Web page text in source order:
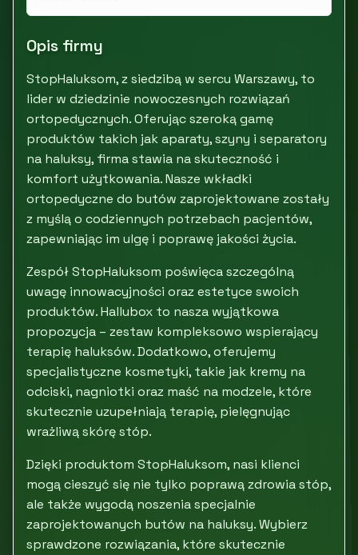
Opis firmy
StopHaluksom, z siedzibą w sercu Warszawy, to
lider w dziedzinie nowoczesnych rozwiązań
ortopedycznych. Oferując szeroką gamę
produktów takich jak aparaty, szyny i separatory
na haluksy, firma stawia na skuteczność i
komfort użytkowania. Nasze wkładki
ortopedyczne do butów zaprojektowane zostały
z myślą o codziennych potrzebach pacjentów,
zapewniając im ulgę i poprawę jakości życia.
Zespół StopHaluksom poświęca szczególną
uwagę innowacyjności oraz estetyce swoich
produktów. Hallubox to nasza wyjątkowa
propozycja – zestaw kompleksowo wspierający
terapię haluksów. Dodatkowo, oferujemy
specjalistyczne kosmetyki, takie jak kremy na
odciski, nagniotki oraz maść na modzele, które
skutecznie uzupełniają terapię, pielęgnując
wrażliwą skórę stóp.
Dzięki produktom StopHaluksom, nasi klienci
mogą cieszyć się nie tylko poprawą zdrowia stóp,
ale także wygodą noszenia specjalnie
zaprojektowanych butów na haluksy. Wybierz
sprawdzone rozwiązania, które skutecznie